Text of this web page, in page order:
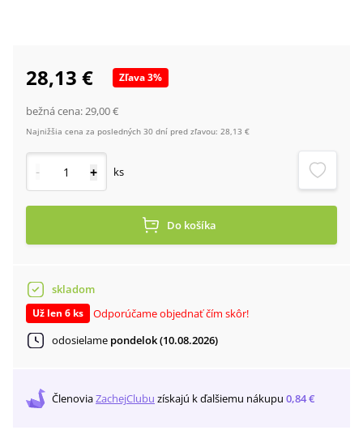
28,13 € Zľava3%
bežná cena:29,00 €
Najnižšia cena za posledných 30 dní pred zľavou: 28,13 €
- + ks
Do košíka
skladom
Už len 6 ks
Odporúčame objednať čím skôr!
odosielame pondelok (10.08.2026)
ČlenoviaZachejClubu získajú k ďalšiemu nákupu 0,84 €